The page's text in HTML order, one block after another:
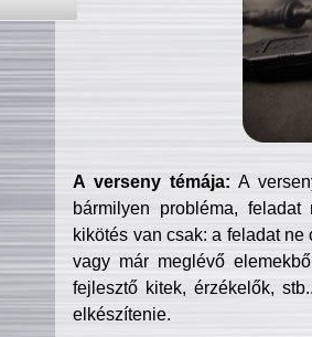
A verseny témája: A
bármilyen probléma, feladat
kikötés van csak: a feladat
vagy már meglévő
fejlesztő kitek, érzékelők,
elkészítenie.